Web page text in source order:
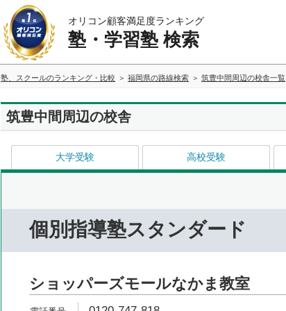
オリコン顧客満足度ランキング
塾・学習塾 検索
塾、スクールのランキング・比較 福岡県の路線検索 筑豊中間周辺の校舎一覧
筑豊中間周辺の校舎
大学受験 高校受験
個別指導塾スタンダード
ショッパーズモールなかま教室